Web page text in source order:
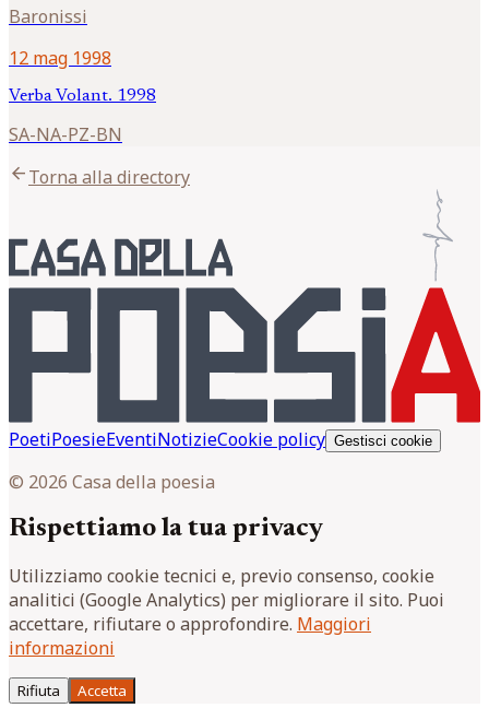
Baronissi
12 mag 1998
Verba Volant. 1998
SA-NA-PZ-BN
arrow_backTorna alla directory
PoetiPoesieEventiNotizieCookie policy Gestisci cookie
© 2026 Casa della poesia
Rispettiamo la tua privacy
Utilizziamo cookie tecnici e, previo consenso, cookie
analitici (Google Analytics) per migliorare il sito. Puoi
accettare, rifiutare o approfondire. Maggiori
informazioni
Rifiuta Accetta